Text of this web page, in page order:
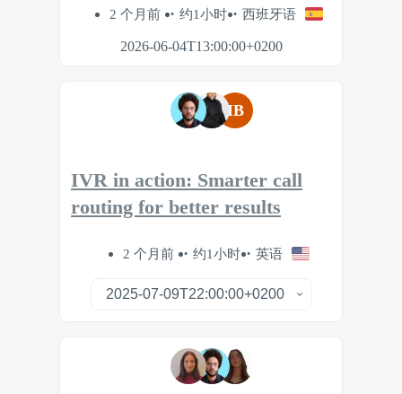
2 个月前 约1小时 西班牙语
2026-06-04T13:00:00+0200
IB
IVR in action: Smarter call
routing for better results
2 个月前 约1小时 英语